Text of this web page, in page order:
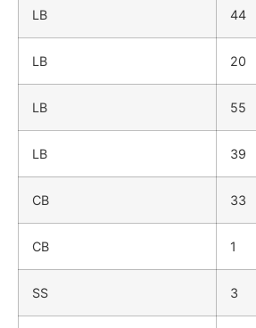
LB 44
LB 20
LB 55
LB 39
CB 33
CB 1
SS 3